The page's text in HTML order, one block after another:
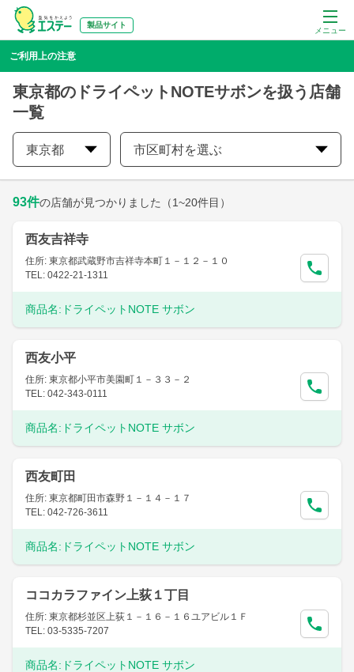
メニュー
製品サイト
ご利用上の注意
東京都のドライペットNOTEサボンを扱う店舗
一覧
東京都 市区町村を選ぶ
93件の店舗が見つかりました （1~20件目）
西友吉祥寺
住所: 東京都武蔵野市吉祥寺本町１－１２－１０
TEL: 0422-21-1311
商品名: ドライペットNOTE サボン
西友小平
住所: 東京都小平市美園町１－３３－２
TEL: 042-343-0111
商品名: ドライペットNOTE サボン
西友町田
住所: 東京都町田市森野１－１４－１７
TEL: 042-726-3611
商品名: ドライペットNOTE サボン
ココカラファイン上荻１丁目
住所: 東京都杉並区上荻１－１６－１６ユアビル１Ｆ
TEL: 03-5335-7207
商品名: ドライペットNOTE サボン